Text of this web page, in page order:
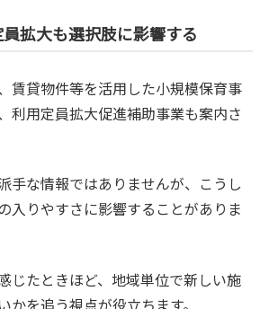
拡大も選択肢に影響する
賃貸物件等を活用した小規模保育事
利用定員拡大促進補助事業も案内さ
手な情報ではありませんが、こうし
入りやすさに影響することがありま
じたときほど、地域単位で新しい施
かを追う視点が役立ちます。